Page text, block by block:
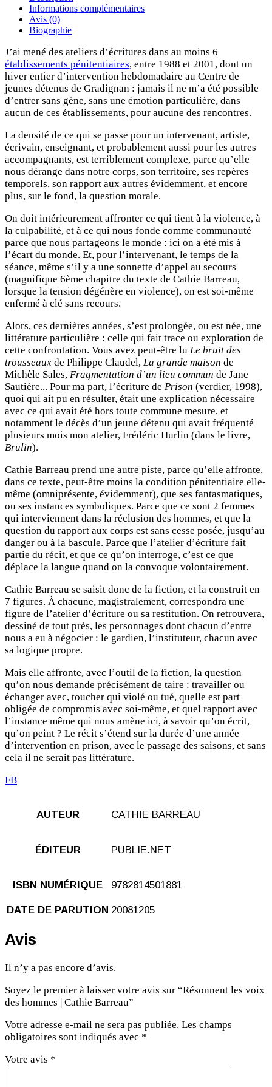
Informations complémentaires
Avis (0)
Biographie
J’ai mené des ateliers d’écritures dans au moins 6
établissements pénitentiaires, entre 1988 et 2001, dont un
hiver entier d’intervention hebdomadaire au Centre de
jeunes détenus de Gradignan : jamais il ne m’a été possible
d’entrer sans gêne, sans une émotion particulière, dans
aucun de ces établissements, pour aucune des rencontres.
La densité de ce qui se passe pour un intervenant, artiste,
écrivain, enseignant, et probablement aussi pour les autres
accompagnants, est terriblement complexe, parce qu’elle
nous dérange dans notre corps, son territoire, ses repères
temporels, son rapport aux autres évidemment, et encore
plus, sur le fond, la question morale.
On doit intérieurement affronter ce qui tient à la violence, à
la culpabilité, et à ce qui nous fonde comme communauté
parce que nous partageons le monde : ici on a été mis à
l’écart du monde. Et, pour l’intervenant, le temps de la
séance, même s’il y a une sonnette d’appel au secours
(magnifique 6ème chapitre du texte de Cathie Barreau,
lorsque la tension dégénère en violence), on est soi-même
enfermé à clé sans recours.
Alors, ces dernières années, s’est prolongée, ou est née, une
littérature particulière : celle qui fait trace ou exploration de
cette confrontation. Vous avez peut-être lu Le bruit des
trousseaux de Philippe Claudel, La grande maison de
Michèle Sales, Fragmentation d’un lieu commun de Jane
Sautière... Pour ma part, l’écriture de Prison (verdier, 1998),
quoi qui ait pu en résulter, était une explication nécessaire
avec ce qui avait été hors toute commune mesure, et
notamment le décès d’un jeune détenu qui avait fréquenté
plusieurs mois mon atelier, Frédéric Hurlin (dans le livre,
Brulin).
Cathie Barreau prend une autre piste, parce qu’elle affronte,
dans ce texte, peut-être moins la condition pénitentiaire elle-
même (omniprésente, évidemment), que ses fantasmatiques,
ou ses instances symboliques. Parce que ce sont 2 femmes
qui interviennent dans la réclusion des hommes, et que la
question du rapport aux corps est sans cesse posée, jusqu’au
danger ou à la bascule. Parce que l’atelier d’écriture fait
partie du récit, et que ce qu’on interroge, c’est ce que
déplace la langue quand on la convoque volontairement.
Cathie Barreau se saisit donc de la fiction, et la construit en
7 figures. À chacune, magistralement, correspondra une
figure de l’atelier d’écriture ou sa restitution. On retrouvera,
dessiné de tout près, les personnages dont chacun d’entre
nous a eu à négocier : le gardien, l’instituteur, chacun avec
sa logique propre.
Mais elle affronte, avec l’outil de la fiction, la question
qu’on nous demande précisément de taire : travailler ou
échanger avec, toucher qui violé ou tué, quelle est part
obligée de compromis avec soi-même, et quel rapport avec
l’instance même qui nous amène ici, à savoir qu’on écrit,
qu’on peint ? Le récit s’étend sur la durée d’une année
d’intervention en prison, avec le passage des saisons, et sans
cela il ne serait pas littérature.
FB
AUTEUR CATHIE BARREAU
ÉDITEUR PUBLIE.NET
ISBN NUMÉRIQUE 9782814501881
DATE DE PARUTION 20081205
Avis
Il n’y a pas encore d’avis.
Soyez le premier à laisser votre avis sur “Résonnent les voix
des hommes | Cathie Barreau”
Votre adresse e-mail ne sera pas publiée. Les champs
obligatoires sont indiqués avec *
Votre avis *